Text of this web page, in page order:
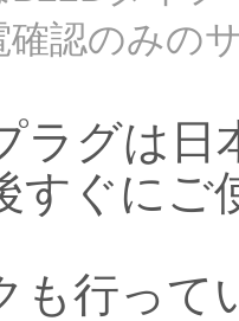
認のみの
ラグは
すぐに
も行って